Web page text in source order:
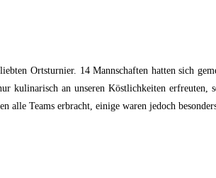
Ortsturnier. 14 Mannschaften hatten sich
kulinarisch an unseren Köstlichkeiten
alle Teams erbracht, einige waren jedoch